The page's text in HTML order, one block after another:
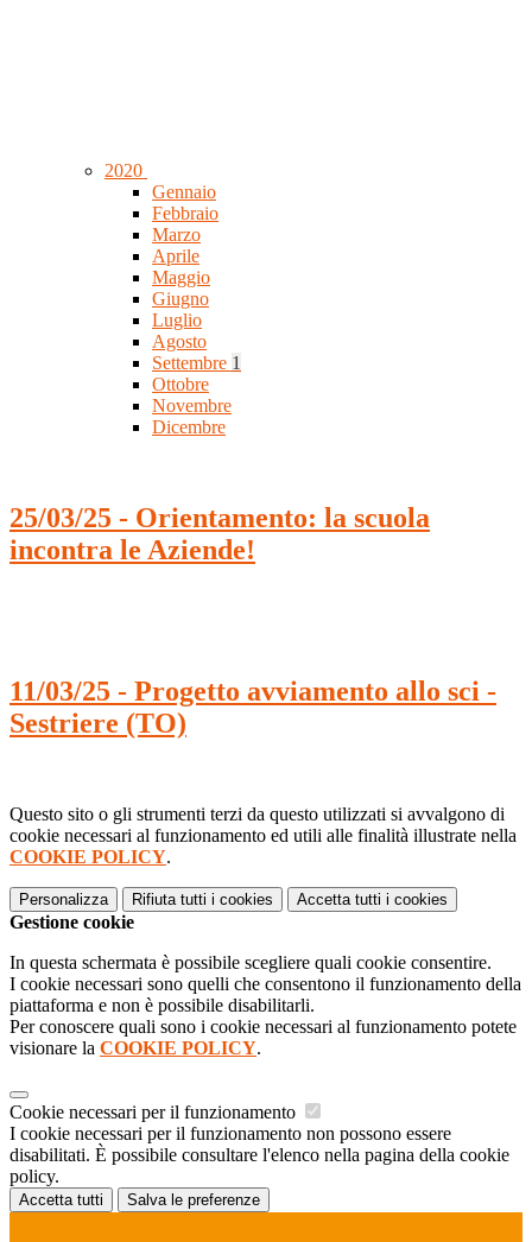
2020
Gennaio
Febbraio
Marzo
Aprile
Maggio
Giugno
Luglio
Agosto
Settembre 1
Ottobre
Novembre
Dicembre
25/03/25 - Orientamento: la scuola
incontra le Aziende!
11/03/25 - Progetto avviamento allo sci -
Sestriere (TO)
Questo sito o gli strumenti terzi da questo utilizzati si avvalgono di
cookie necessari al funzionamento ed utili alle finalità illustrate nella
COOKIE POLICY.
Personalizza Rifiuta tutti i cookies Accetta tutti i cookies
Gestione cookie
In questa schermata è possibile scegliere quali cookie consentire.
I cookie necessari sono quelli che consentono il funzionamento della
piattaforma e non è possibile disabilitarli.
Per conoscere quali sono i cookie necessari al funzionamento potete
visionare la COOKIE POLICY.
Cookie necessari per il funzionamento
I cookie necessari per il funzionamento non possono essere
disabilitati. È possibile consultare l'elenco nella pagina della cookie
policy.
Accetta tutti Salva le preferenze